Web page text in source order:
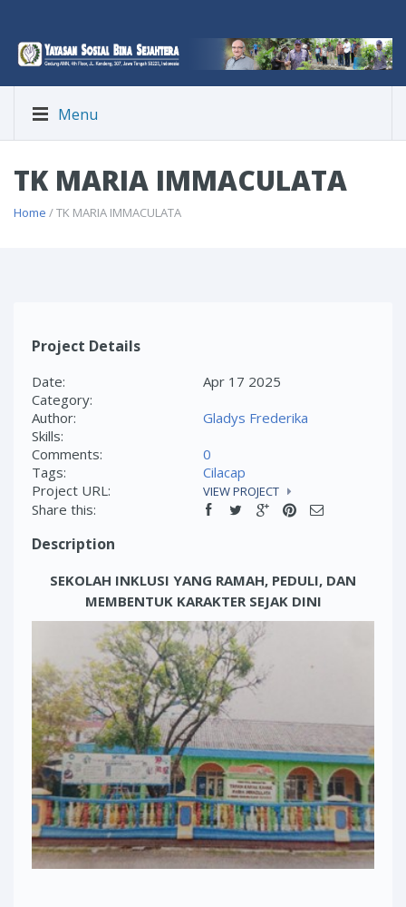
Menu
TK MARIA IMMACULATA
Home / TK MARIA IMMACULATA
Project Details
Date:
Apr 17 2025
Category:
Author:
Gladys Frederika
Skills:
Comments:
0
Tags:
Cilacap
Project URL:
VIEW PROJECT
Share this:
Description
SEKOLAH INKLUSI YANG RAMAH, PEDULI, DAN
MEMBENTUK KARAKTER SEJAK DINI